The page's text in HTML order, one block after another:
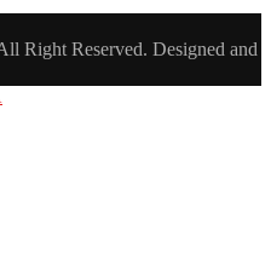
Right Reserved. Designed and